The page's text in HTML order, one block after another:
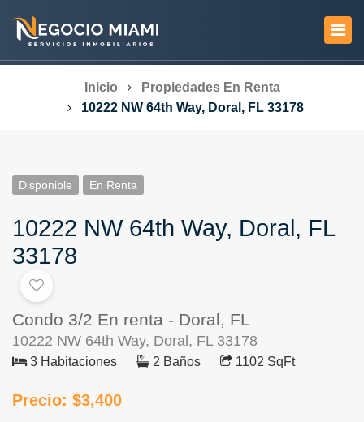
Inicio
Propiedades En Renta
10222 NW 64th Way, Doral, FL 33178
Disponible En Renta
10222 NW 64th Way, Doral, FL
33178
Condo 3/2 En renta - Doral, FL
10222 NW 64th Way, Doral, FL 33178
3 Habitaciones 2 Baños 1102 SqFt
Precio: $3,400